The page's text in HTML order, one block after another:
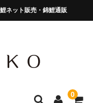
ネット販売・錦鯉通販
～うろこ～0